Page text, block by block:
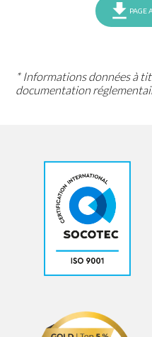
PAGE
* Informations données à
documentation